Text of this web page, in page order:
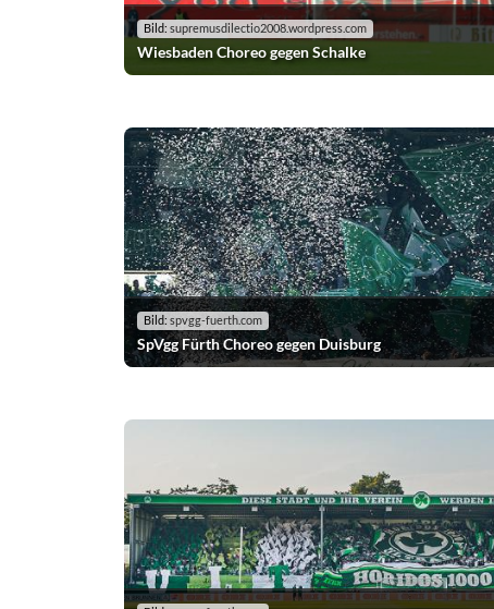
Bild: supremusdilectio2008.wordpress.com
Wiesbaden Choreo gegen Schalke
Bild: spvgg-fuerth.com
SpVgg Fürth Choreo gegen Duisburg